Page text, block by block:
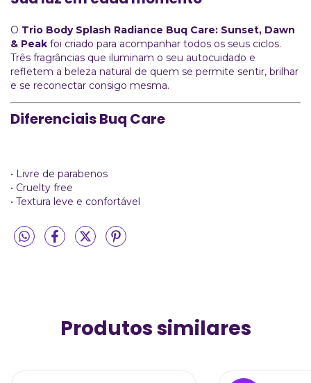
O Trio Body Splash Radiance Buq Care: Sunset, Dawn
& Peak foi criado para acompanhar todos os seus ciclos.
Três fragrâncias que iluminam o seu autocuidado e
refletem a beleza natural de quem se permite sentir, brilhar
e se reconectar consigo mesma.
Diferenciais Buq Care
• Livre de parabenos
• Cruelty free
• Textura leve e confortável
Produtos similares